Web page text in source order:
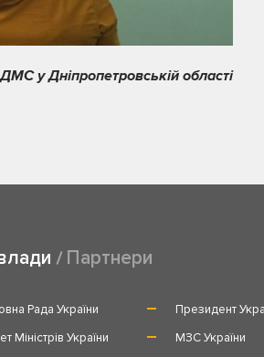
у Дніпропетровській області
Партнери
Рада України
Президент
Міністрів України
МЗС України